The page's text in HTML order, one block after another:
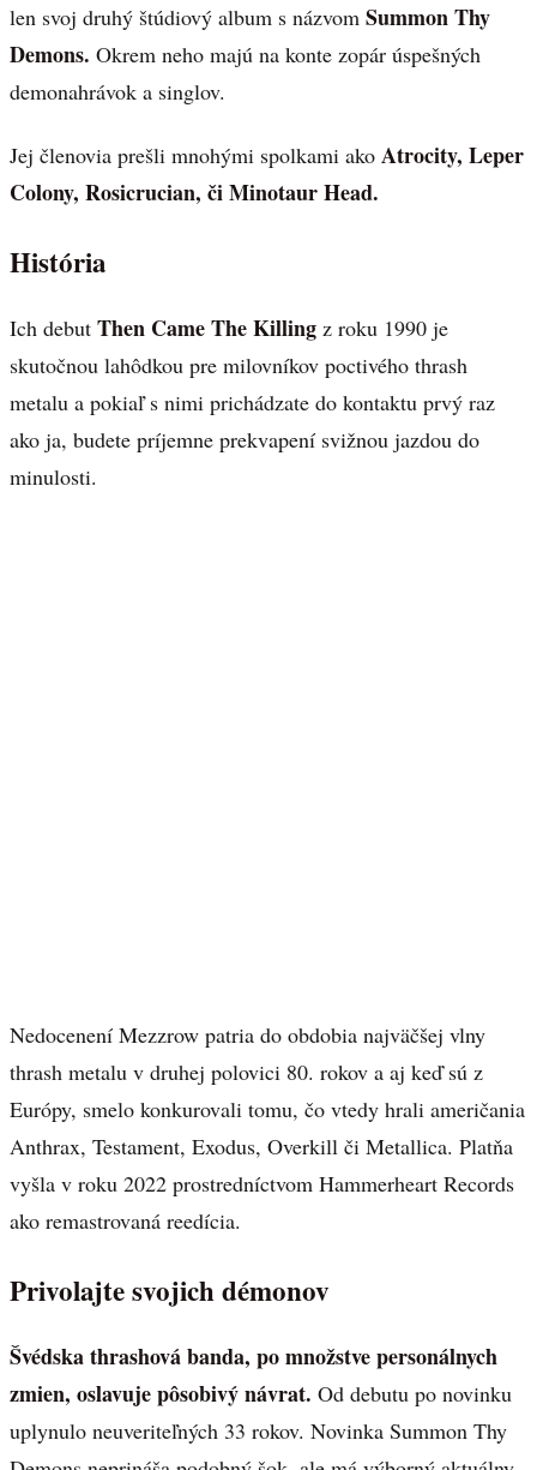
len svoj druhý štúdiový album s názvom Summon Thy
Demons. Okrem neho majú na konte zopár úspešných
demonahrávok a singlov.
Jej členovia prešli mnohými spolkami ako Atrocity, Leper
Colony, Rosicrucian, či Minotaur Head.
História
Ich debut Then Came The Killing z roku 1990 je
skutočnou lahôdkou pre milovníkov poctivého thrash
metalu a pokiaľ s nimi prichádzate do kontaktu prvý raz
ako ja, budete príjemne prekvapení svižnou jazdou do
minulosti.
Nedocenení Mezzrow patria do obdobia najväčšej vlny
thrash metalu v druhej polovici 80. rokov a aj keď sú z
Európy, smelo konkurovali tomu, čo vtedy hrali američania
Anthrax, Testament, Exodus, Overkill či Metallica. Platňa
vyšla v roku 2022 prostredníctvom Hammerheart Records
ako remastrovaná reedícia.
Privolajte svojich démonov
Švédska thrashová banda, po množstve personálnych
zmien, oslavuje pôsobivý návrat. Od debutu po novinku
uplynulo neuveriteľných 33 rokov. Novinka Summon Thy